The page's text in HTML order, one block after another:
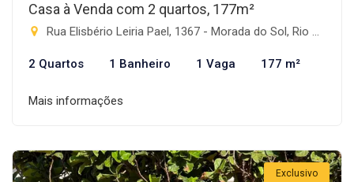
Casa à Venda com 2 quartos, 177m²
Rua Elisbério Leiria Pael, 1367 - Morada do Sol, Rio Brilhante-MS
2 Quartos 1 Banheiro 1 Vaga 177 m²
Mais informações
Exclusivo